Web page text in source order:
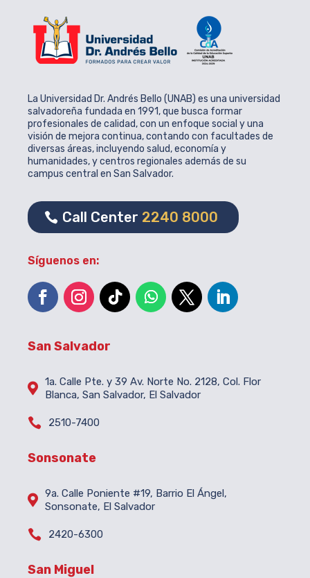
La Universidad Dr. Andrés Bello (UNAB) es una universidad
salvadoreña fundada en 1991, que busca formar
profesionales de calidad, con un enfoque social y una
visión de mejora continua, contando con facultades de
diversas áreas, incluyendo salud, economía y
humanidades, y centros regionales además de su
campus central en San Salvador.
Call Center 2240 8000
Síguenos en:
San Salvador
 1a. Calle Pte. y 39 Av. Norte No. 2128, Col. Flor
Blanca, San Salvador, El Salvador
 2510-7400
Sonsonate
 9a. Calle Poniente #19, Barrio El Ángel,
Sonsonate, El Salvador
 2420-6300
San Miguel